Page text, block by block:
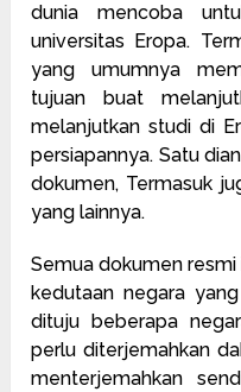
dunia mencoba
universitas Eropa.
yang umumnya
tujuan buat
melanjutkan studi di
persiapannya. Satu
dokumen, Termasuk
yang lainnya.
Semua dokumen
kedutaan negara
dituju beberapa
perlu diterjemahkan
menterjemahkan